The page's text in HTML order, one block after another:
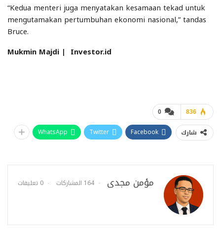
“Kedua menteri juga menyatakan kesamaan tekad untuk
mengutamakan pertumbuhan ekonomi nasional,” tandas
Bruce.
Mukmin Majdi | Investor.id
0 836
شارك Facebook
Twitter
WhatsApp
مؤمن مجدى 164 المشاركات 0 تعليقات